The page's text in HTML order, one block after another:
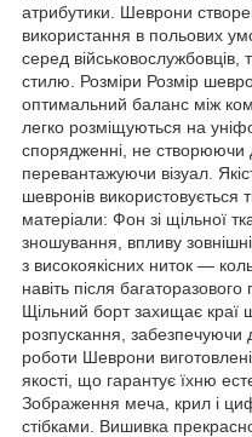
атрибутики. Шеврони
використання в польових
серед військовослужбовців,
стилю. Розміри Розмір
оптимальний баланс між
легко розміщуються на
спорядженні, не створюючи
перевантажуючи візуал.
шевронів використовується
матеріали: Фон зі щільної
зношування, впливу
з високоякісних ниток —
навіть після
Щільний борт захищає краї
розпускання, забезпечуючи
роботи Шеврони
якості, що гарантує їхню
Зображення меча, крил і
стібками. Вишивка